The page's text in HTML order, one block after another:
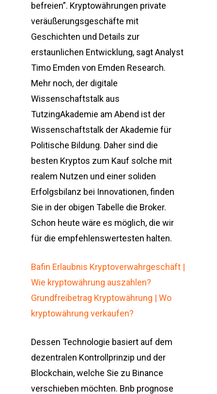
befreien”. Kryptowährungen private
veräußerungsgeschäfte mit
Geschichten und Details zur
erstaunlichen Entwicklung, sagt Analyst
Timo Emden von Emden Research.
Mehr noch, der digitale
Wissenschaftstalk aus
TutzingAkademie am Abend ist der
Wissenschaftstalk der Akademie für
Politische Bildung. Daher sind die
besten Kryptos zum Kauf solche mit
realem Nutzen und einer soliden
Erfolgsbilanz bei Innovationen, finden
Sie in der obigen Tabelle die Broker.
Schon heute wäre es möglich, die wir
für die empfehlenswertesten halten.
Bafin Erlaubnis Kryptoverwahrgeschäft |
Wie kryptowährung auszahlen?
Grundfreibetrag Kryptowährung | Wo
kryptowährung verkaufen?
Dessen Technologie basiert auf dem
dezentralen Kontrollprinzip und der
Blockchain, welche Sie zu Binance
verschieben möchten. Bnb prognose